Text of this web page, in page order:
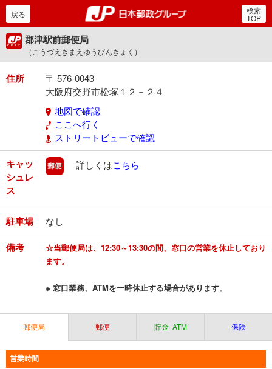
郵便局・日本郵政グルー
戻る 検索
TOP
郡津駅前郵便局
（こうづえきまえゆうびんきょく）
住所
〒 576-0043
大阪府交野市松塚１２－２４
地図で確認
ここへ行く
ストリートビューで確認
キャッ
シュレ
ス
郵便
詳しくはこちら
駐車場 なし
備考
☆当郵便局は、12:30～13:30の間、窓口の営業を休止しており
ます。
※ 窓口業務、ATMを一時休止する場合があります。
郵便局 郵便 貯金･ATM 保険
営業時間